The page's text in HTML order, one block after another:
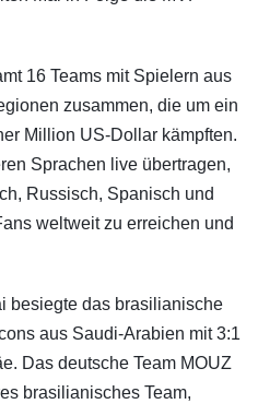
16 Teams mit Spielern aus
zusammen, die um ein
Million US-Dollar kämpften.
Sprachen live übertragen,
Russisch, Spanisch und
weltweit zu erreichen und
besiegte das brasilianische
aus Saudi-Arabien mit 3:1
Das deutsche Team MOUZ
brasilianisches Team,